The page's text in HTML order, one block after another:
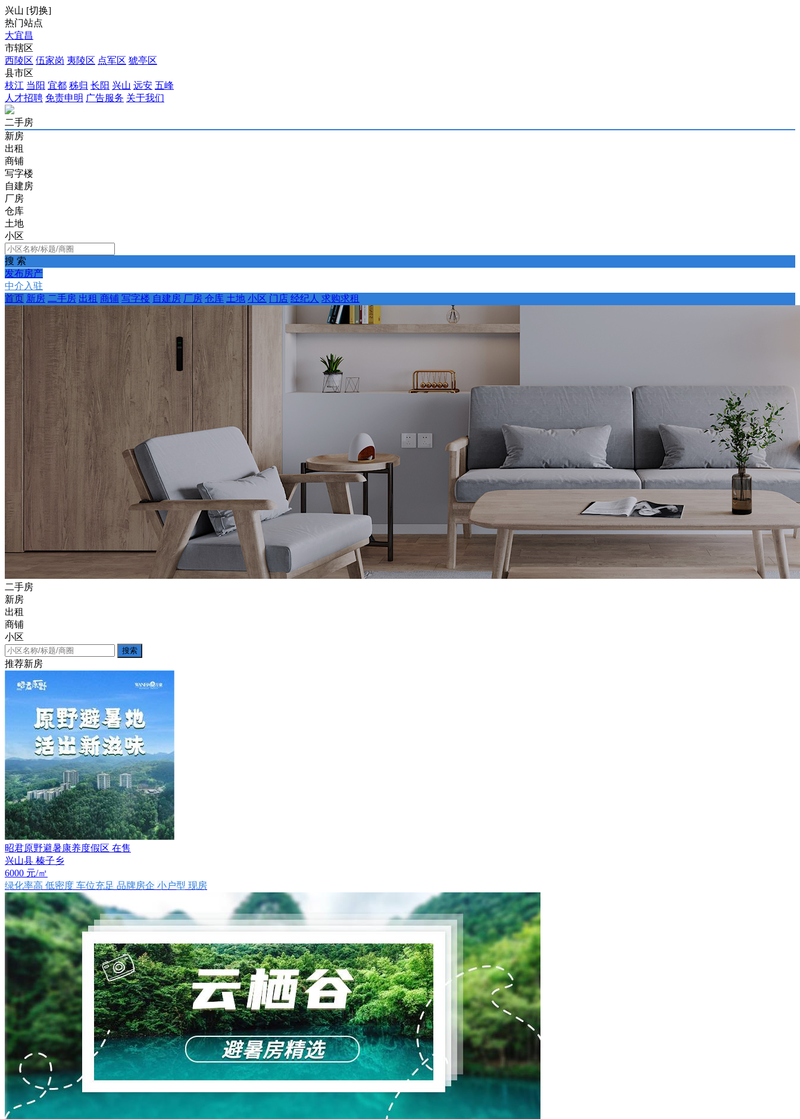
兴山 [切换]
热门站点
大宜昌
市辖区
西陵区 伍家岗 夷陵区 点军区 猇亭区
县市区
枝江 当阳 宜都 秭归 长阳 兴山 远安 五峰
人才招聘 免责申明 广告服务 关于我们
二手房
新房
出租
商铺
写字楼
自建房
厂房
仓库
土地
小区
搜 索
发布房产
中介入驻
首页 新房 二手房 出租 商铺 写字楼 自建房 厂房 仓库 土地 小区 门店 经纪人 求购求租
二手房
新房
出租
商铺
小区
搜索
推荐新房
昭君原野避暑康养度假区 在售
兴山县 榛子乡
6000 元/㎡
绿化率高 低密度 车位充足 品牌房企 小户型 现房